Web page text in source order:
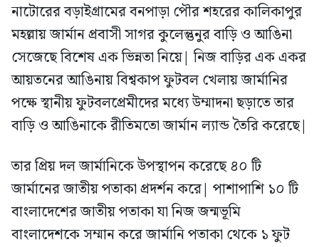
নাটোরের বড়াইগ্রামের বনপাড়া পৌর শহরের কালিকাপুর
মহল্লায় জার্মান প্রবাসী সাগর কুলেন্তুনুর বাড়ি ও আঙিনা
সেজেছে বিশেষ এক ভিন্নতা নিয়ে| নিজ বাড়ির এক একর
আয়তনের আঙিনায় বিশ্বকাপ ফুটবল খেলায় জার্মানির
পক্ষে স্থানীয় ফুটবলপ্রেমীদের মধ্যে উম্মাদনা ছড়াতে তার
বাড়ি ও আঙিনাকে রীতিমতো জার্মান ল্যান্ড তৈরি করেছে|
তার প্রিয় দল জার্মানিকে উপস্থাপন করেছে ৪০ টি
জার্মানের জাতীয় পতাকা প্রদর্শন করে| পাশাপাশি ১০ টি
বাংলাদেশের জাতীয় পতাকা যা নিজ জন্মভূমি
বাংলাদেশকে সম্মান করে জার্মানি পতাকা থেকে ১ ফুট